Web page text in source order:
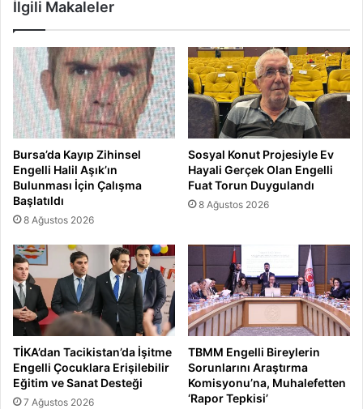
İlgili Makaleler
Bursa’da Kayıp Zihinsel
Engelli Halil Aşık’ın
Bulunması İçin Çalışma
Başlatıldı
8 Ağustos 2026
Sosyal Konut Projesiyle Ev
Hayali Gerçek Olan Engelli
Fuat Torun Duygulandı
8 Ağustos 2026
TİKA’dan Tacikistan’da İşitme
Engelli Çocuklara Erişilebilir
Eğitim ve Sanat Desteği
7 Ağustos 2026
TBMM Engelli Bireylerin
Sorunlarını Araştırma
Komisyonu’na, Muhalefetten
‘Rapor Tepkisi’